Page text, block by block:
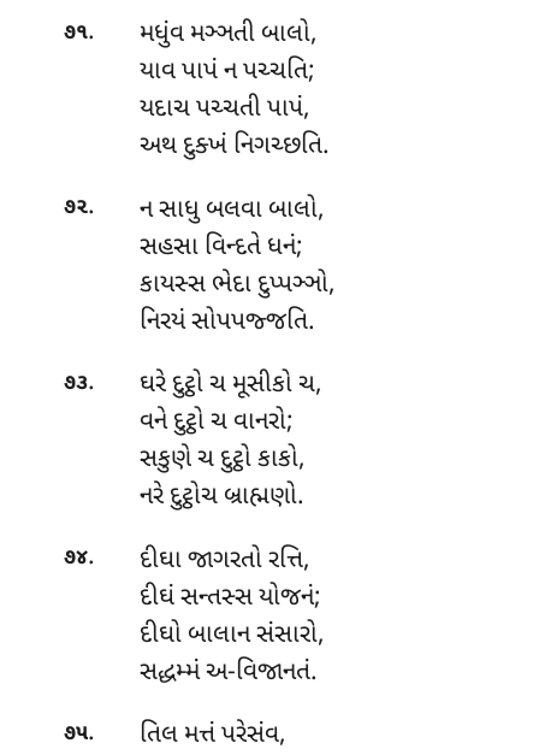
૭૧.
મધુંવ મઞ્ઞતી બાલો,
યાવ પાપં ન પચ્ચતિ;
યદાચપચ્ચતી પાપં,
અથ દુક્ખં નિગચ્છતિ.
૭૨.
ન સાધુ બલવા બાલો,
સહસા વિન્દતે ધનં;
કાયસ્સ ભેદા દુપ્પઞ્ઞો,
નિરયં સોપપજ્જતિ.
૭૩.
ઘરે દુટ્ઠો ચ મૂસીકો ચ,
વને દુટ્ઠો ચ વાનરો;
સકુણે ચ દુટ્ઠો કાકો,
નરે દુટ્ઠોચ બ્રાહ્મણો.
૭૪.
દીઘા જાગરતો રત્તિ,
દીઘં સન્તસ્સ યોજનં;
દીઘો બાલાન સંસારો,
સદ્ધમ્મં અ-વિજાનતં.
૭૫.
તિલ મત્તં પરેસંવ,